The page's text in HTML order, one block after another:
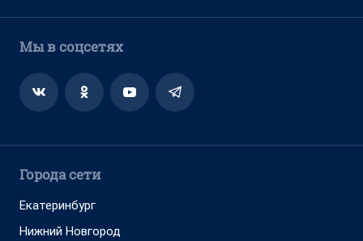
Мы в соцсетях
Города сети
Екатеринбург
Нижний Новгород